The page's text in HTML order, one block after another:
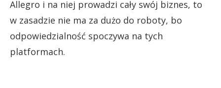
Allegro i na niej prowadzi cały swój biznes, to
w zasadzie nie ma za dużo do roboty, bo
odpowiedzialność spoczywa na tych
platformach.